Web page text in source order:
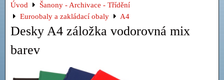
Úvod
Šanony - Archivace - Třídění
Euroobaly a zakládací obaly
A4
Desky A4 záložka vodorovná mix
barev